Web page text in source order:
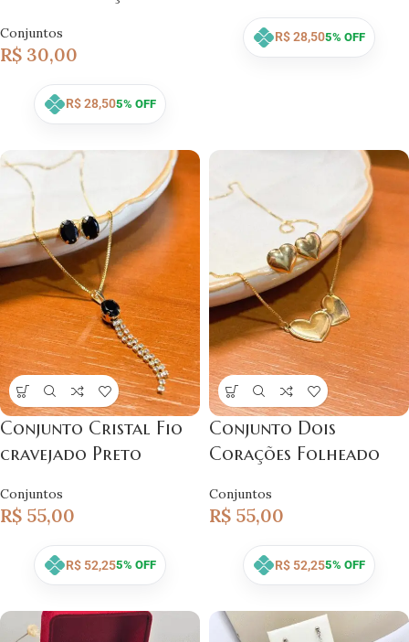
Conjuntos
R$ 30,00
R$28,505% OFF
R$28,505% OFF
Conjunto Cristal Fio
cravejado Preto
Conjuntos
R$ 55,00
R$ 52,255% OFF
Conjunto Dois
Corações Folheado
Conjuntos
R$ 55,00
R$ 52,255% OFF